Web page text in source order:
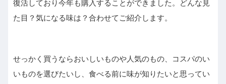
復活しており今年も購入することができました。どんな見
た目？気になる味は？合わせてご紹介します。
せっかく買うならおいしいものや人気のもの、コスパのい
いものを選びたいし、食べる前に味が知りたいと思ってい